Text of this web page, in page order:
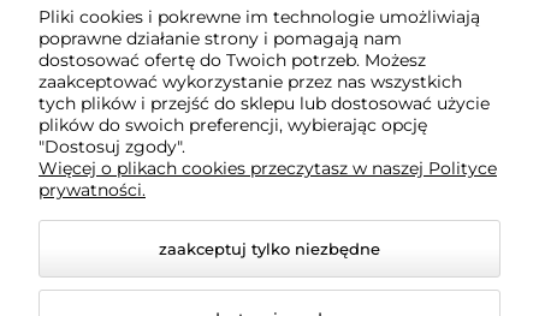
Dostawa
Moje konto
Gwarancja i zwroty
Pliki cookies i pokrewne im technologie umożliwiają
poprawne działanie strony i pomagają nam
dostosować ofertę do Twoich potrzeb. Możesz
zaakceptować wykorzystanie przez nas wszystkich
tych plików i przejść do sklepu lub dostosować użycie
plików do swoich preferencji, wybierając opcję
"Dostosuj zgody".
Więcej o plikach cookies przeczytasz w naszej Polityce
prywatności.
zaakceptuj tylko niezbędne